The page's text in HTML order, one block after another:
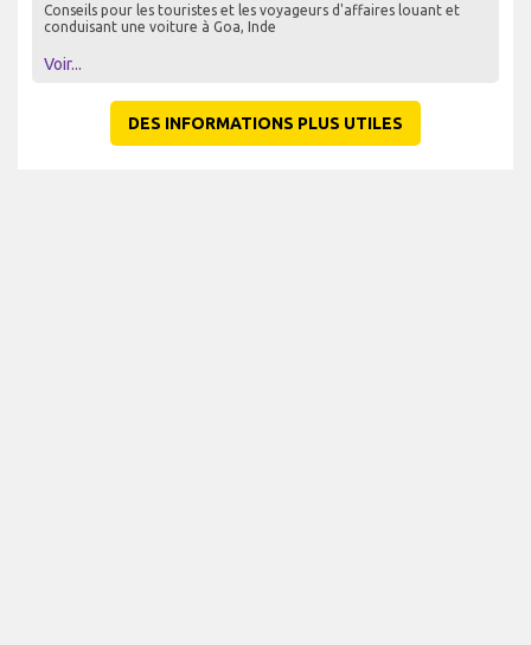
Conseils pour les touristes et les voyageurs d'affaires louant et
conduisant une voiture à Goa, Inde
Voir...
DES INFORMATIONS PLUS UTILES